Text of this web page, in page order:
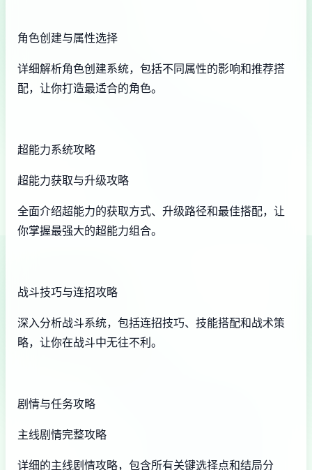
角色创建与属性选择
详细解析角色创建系统，包括不同属性的影响和推荐搭
配，让你打造最适合的角色。
超能力系统攻略
超能力获取与升级攻略
全面介绍超能力的获取方式、升级路径和最佳搭配，让
你掌握最强大的超能力组合。
战斗技巧与连招攻略
深入分析战斗系统，包括连招技巧、技能搭配和战术策
略，让你在战斗中无往不利。
剧情与任务攻略
主线剧情完整攻略
详细的主线剧情攻略，包含所有关键选择点和结局分